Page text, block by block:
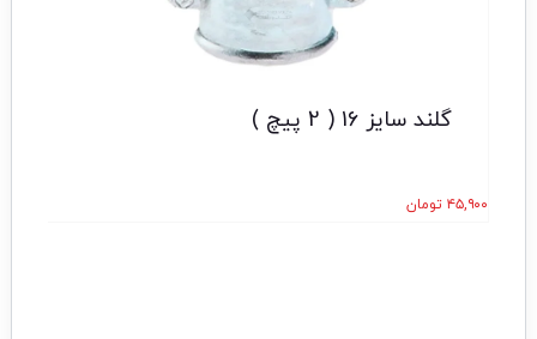
گلند سایز 16 ( 2 پیچ )
۴۵,۹۰۰ تومان